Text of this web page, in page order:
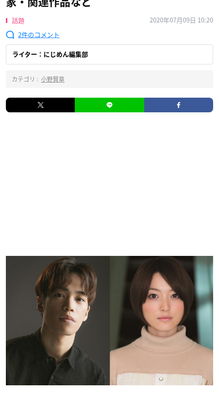
話題
2020年07月09日 10:20
2
ライター：にじめん編集部
カテゴリ : 小野賢章